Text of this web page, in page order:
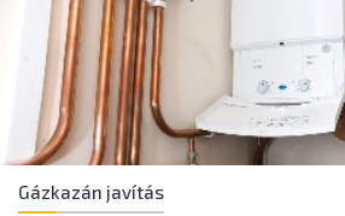
Gázkazán javítás